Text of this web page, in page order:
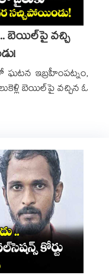
బెయిల్⁬పై వచ్చి
ఇబ్రహీంపట్నం,
బెయిల్‌‌పై వచ్చిన ఓ